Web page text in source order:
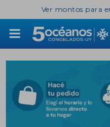
Ver montos para
